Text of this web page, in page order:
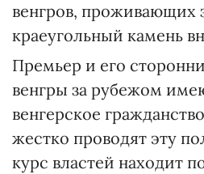
венгров, проживающих
краеугольный камень
Премьер и его
венгры за рубежом
венгерское
жестко проводят эту
курс властей находит